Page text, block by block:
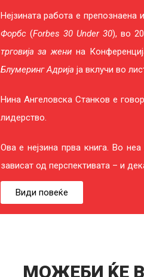
Нејзината работа е
Форбс (Forbes 30 Under 30), во
трговија за жени на
Блумеринг Адрија ја вклучи во
Нина Ангеловска Станков е
лидерство.
Ова е нејзина прва книга. Во
зависат од перспективата – и
Види повеќе
МОЖЕБИ ЌЕ